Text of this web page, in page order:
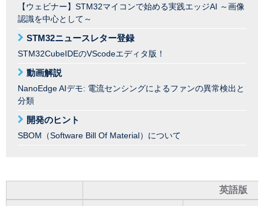
【ウェビナー】STM32マイコンで始める実践エッジAI ～画像
認識を中心として～
STM32ニュースレター登録
STM32CubeIDEのVScodeエディタ版！
動画解説
NanoEdge AIデモ: 電流センシングによるファンの異常検出と
分類
開発のヒント
SBOM（Software Bill Of Material）について
英語版